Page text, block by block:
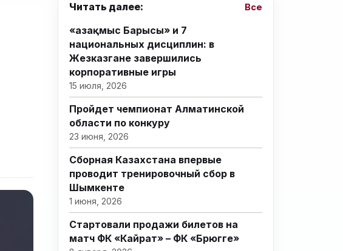
Читать далее: Все
«Қазақмыс Барысы» и 7
национальных дисциплин: в
Жезказгане завершились
корпоративные игры
15 июля, 2026
Пройдет чемпионат Алматинской
области по конкуру
23 июня, 2026
Сборная Казахстана впервые
проводит тренировочный сбор в
Шымкенте
1 июня, 2026
Стартовали продажи билетов на
матч ФК «Кайрат» – ФК «Брюгге»